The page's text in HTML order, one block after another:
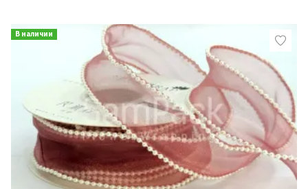
В наличии